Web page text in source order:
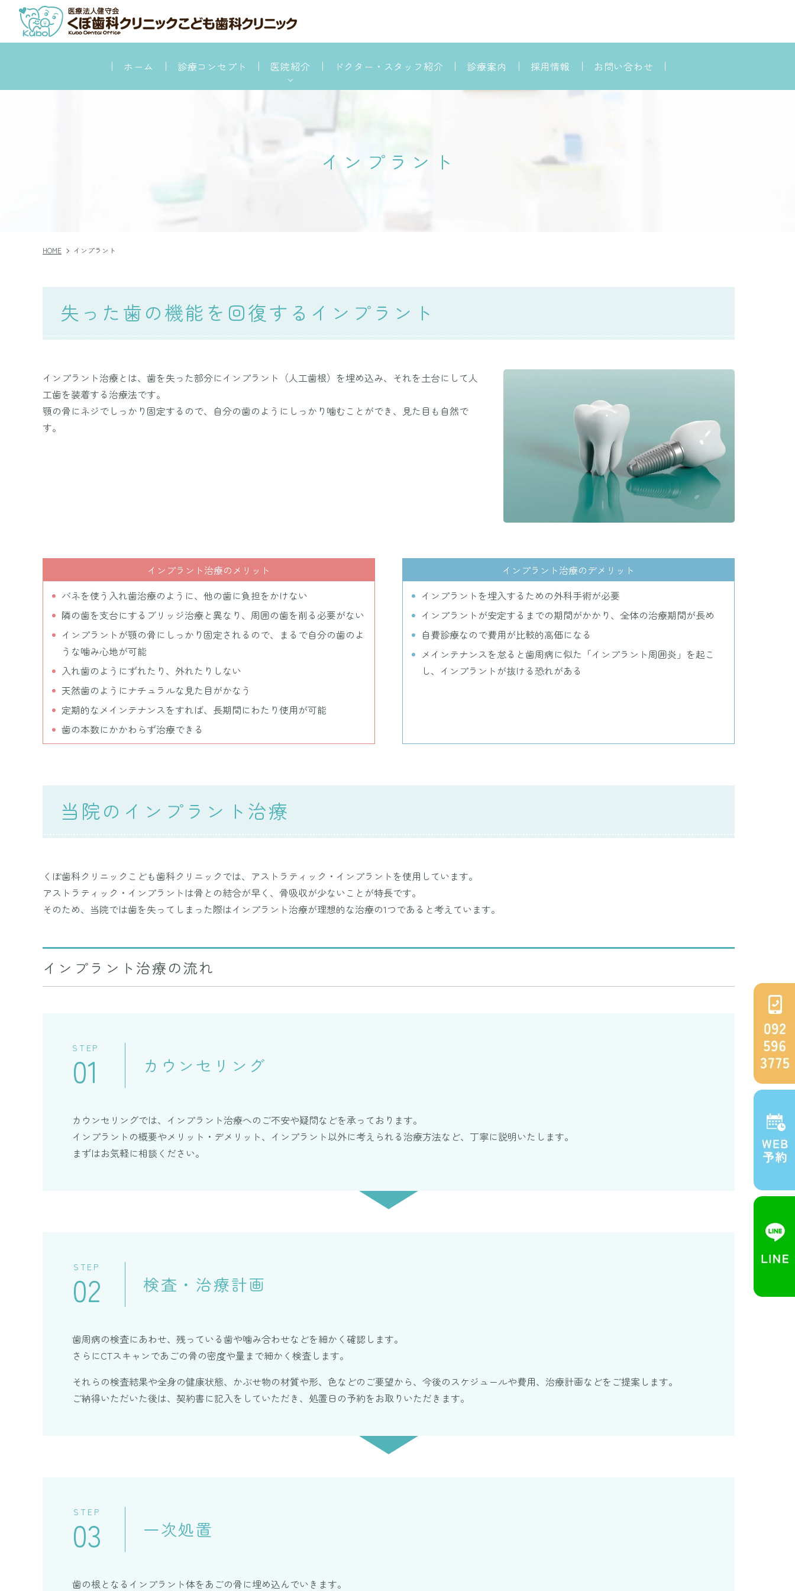
ホーム 診療コンセプト 医院紹介 ドクター・スタッフ紹介 診療案内 採用情報 お問い合わせ
インプラント
HOME インプラント
失った歯の機能を回復するインプラント
インプラント治療とは、歯を失った部分にインプラント（人工歯根）を埋め込み、それを土台にして人
工歯を装着する治療法です。
顎の骨にネジでしっかり固定するので、自分の歯のようにしっかり噛むことができ、見た目も自然で
す。
インプラント治療のメリット
バネを使う入れ歯治療のように、他の歯に負担をかけない
隣の歯を支台にするブリッジ治療と異なり、周囲の歯を削る必要がない
インプラントが顎の骨にしっかり固定されるので、まるで自分の歯のよ
うな噛み心地が可能
入れ歯のようにずれたり、外れたりしない
天然歯のようにナチュラルな見た目がかなう
定期的なメインテナンスをすれば、長期間にわたり使用が可能
歯の本数にかかわらず治療できる
インプラント治療のデメリット
インプラントを埋入するための外科手術が必要
インプラントが安定するまでの期間がかかり、全体の治療期間が長め
自費診療なので費用が比較的高価になる
メインテナンスを怠ると歯周病に似た「インプラント周囲炎」を起こ
し、インプラントが抜ける恐れがある
当院のインプラント治療
くぼ歯科クリニックこども歯科クリニックでは、アストラティック・インプラントを使用しています。
アストラティック・インプラントは骨との結合が早く、骨吸収が少ないことが特長です。
そのため、当院では歯を失ってしまった際はインプラント治療が理想的な治療の1つであると考えています。
インプラント治療の流れ
STEP
01 カウンセリング
カウンセリングでは、インプラント治療へのご不安や疑問などを承っております。
インプラントの概要やメリット・デメリット、インプラント以外に考えられる治療方法など、丁寧に説明いたします。
まずはお気軽に相談ください。
STEP
02 検査・治療計画
歯周病の検査にあわせ、残っている歯や噛み合わせなどを細かく確認します。
さらにCTスキャンであごの骨の密度や量まで細かく検査します。
それらの検査結果や全身の健康状態、かぶせ物の材質や形、色などのご要望から、今後のスケジュールや費用、治療計画などをご提案します。
ご納得いただいた後は、契約書に記入をしていただき、処置日の予約をお取りいただきます。
STEP
03 一次処置
歯の根となるインプラント体をあごの骨に埋め込んでいきます。